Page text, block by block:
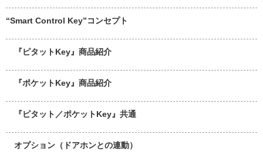
“Smart Control Key”コンセプト
『ピタットKey』商品紹介
『ポケットKey』商品紹介
『ピタット／ポケットKey』共通
オプション（ドアホンとの連動）